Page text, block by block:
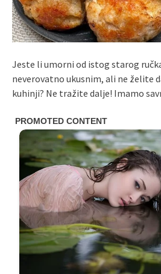
Jeste li umorni od istog starog
neverovatno ukusnim, ali ne želite
kuhinji? Ne tražite dalje! Imamo